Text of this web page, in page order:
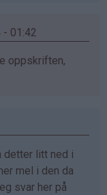
01:42
oppskriften,
detter litt ned i
mel i den da
svar her på